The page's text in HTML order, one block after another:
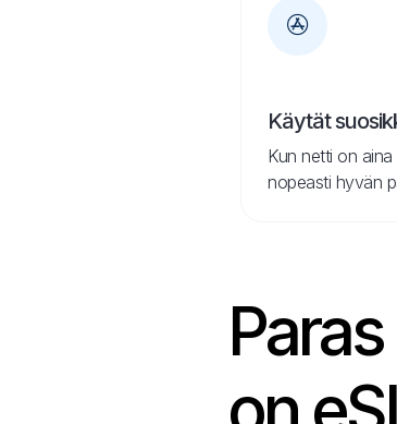
Käytät
Kun netti on
nopeasti hyvän